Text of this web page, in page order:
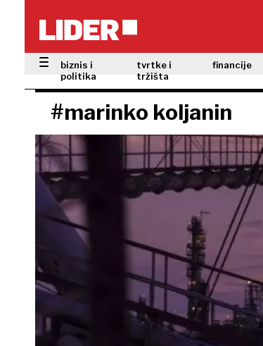
biznis i
politika
tvrtke i
tržišta
financije
#marinko koljanin